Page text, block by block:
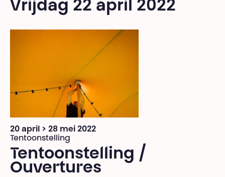
Vrijdag 22 april 2022
20 april > 28 mei 2022
Tentoonstelling
Tentoonstelling /
Ouvertures